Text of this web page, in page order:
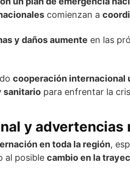
comienzan a
y daños aumente en las
cooperación internacional
sanitario para enfrentar la
y
en toda la región,
al posible cambio en la